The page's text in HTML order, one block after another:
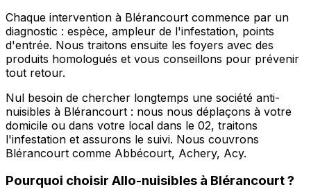
Chaque intervention à Blérancourt commence par un
diagnostic : espèce, ampleur de l'infestation, points
d'entrée. Nous traitons ensuite les foyers avec des
produits homologués et vous conseillons pour prévenir
tout retour.
Nul besoin de chercher longtemps une société anti-
nuisibles à Blérancourt : nous nous déplaçons à votre
domicile ou dans votre local dans le 02, traitons
l'infestation et assurons le suivi. Nous couvrons
Blérancourt comme Abbécourt, Achery, Acy.
Pourquoi choisir Allo-nuisibles à Blérancourt?